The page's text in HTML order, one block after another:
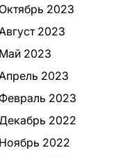
2023
2023
2023
2023
2023
2022
2022